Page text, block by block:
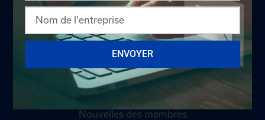
DEVENIR MEMBRE
Pourquoi devenir membre
Avantages aux membres
Devenir bénévole
Nouvelles des membres
ENVOYER